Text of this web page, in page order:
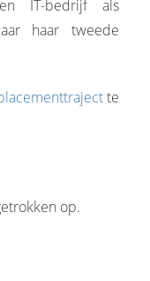
IT-bedrijf als
haar tweede
te
op.